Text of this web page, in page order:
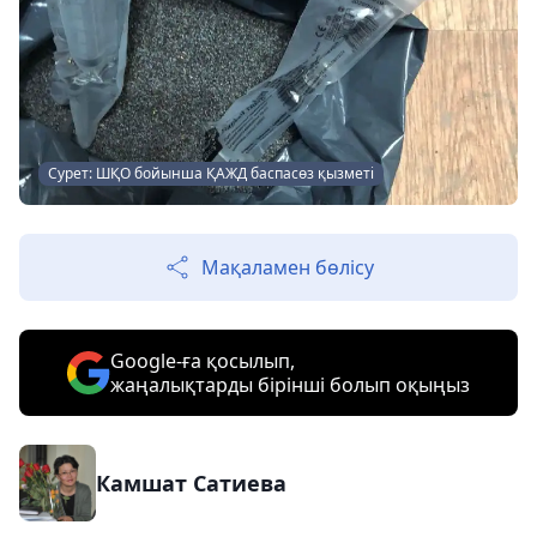
Сурет: ШҚО бойынша ҚАЖД баспасөз қызметі
Мақаламен бөлісу
Google-ға қосылып,
жаңалықтарды бірінші болып оқыңыз
Камшат Сатиева